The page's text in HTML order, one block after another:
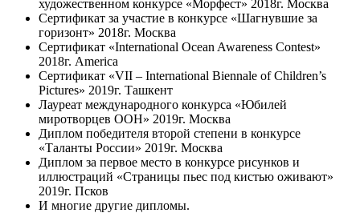
художественном конкурсе «Морфест» 2018г. Москва
Сертификат за участие в конкурсе «Шагнувшие за
горизонт» 2018г. Москва
Cертификат «International Ocean Awareness Contest»
2018г. America
Сертификат «VII – International Biennale of Children’s
Pictures» 2019г. Ташкент
Лауреат международного конкурса «Юбилей
миротворцев ООН» 2019г. Москва
Диплом победителя второй степени в конкурсе
«Таланты России» 2019г. Москва
Диплом за первое место в конкурсе рисунков и
иллюстраций «Страницы пьес под кистью оживают»
2019г. Псков
И многие другие дипломы.